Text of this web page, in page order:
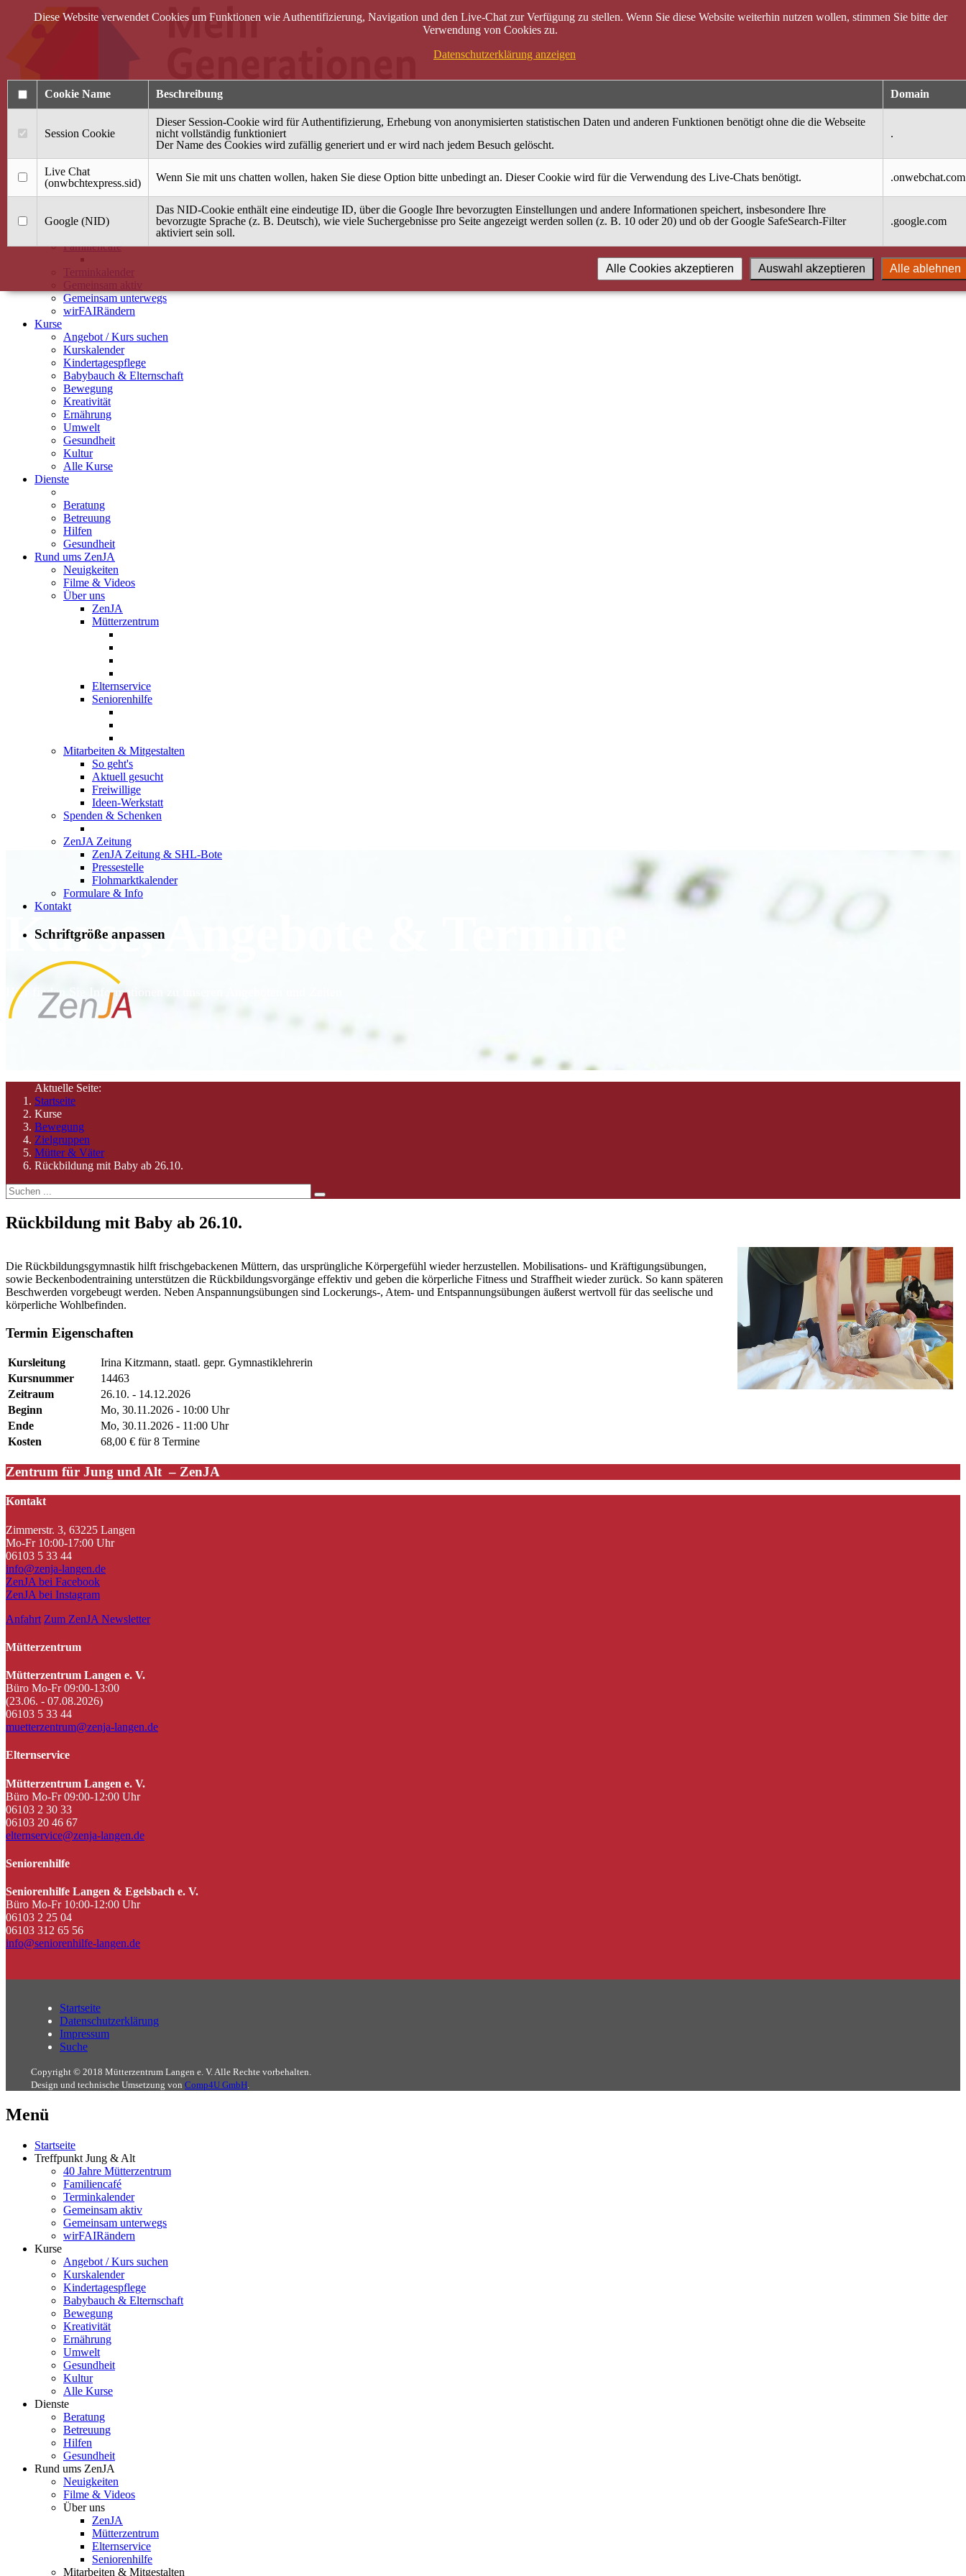
Anmelden
Startseite
Treffpunkt Jung & Alt
40 Jahre Mütterzentrum
Familiencafé
Terminkalender
Gemeinsam aktiv
Gemeinsam unterwegs
wirFAIRändern
Kurse
Angebot / Kurs suchen
Kurskalender
Kindertagespflege
Babybauch & Elternschaft
Bewegung
Kreativität
Ernährung
Umwelt
Gesundheit
Kultur
Alle Kurse
Dienste
Beratung
Betreuung
Hilfen
Gesundheit
Rund ums ZenJA
Neuigkeiten
Filme & Videos
Über uns
ZenJA
Mütterzentrum
Elternservice
Seniorenhilfe
Mitarbeiten & Mitgestalten
So geht's
Aktuell gesucht
Freiwillige
Ideen-Werkstatt
Spenden & Schenken
ZenJA Zeitung
ZenJA Zeitung & SHL-Bote
Pressestelle
Flohmarktkalender
Formulare & Info
Kontakt
Schriftgröße anpassen
Kurse, Angebote & Termine
Hier finden Sie Informationen zu unseren Angeboten und Zeiten
Aktuelle Seite:
Startseite
Kurse
Bewegung
Zielgruppen
Mütter & Väter
Rückbildung mit Baby ab 26.10.
Rückbildung mit Baby ab 26.10.
Die Rückbildungsgymnastik hilft frischgebackenen Müttern, das ursprüngliche Körpergefühl wieder herzustellen. Mobilisations- und Kräftigungsübungen,
sowie Beckenbodentraining unterstützen die Rückbildungsvorgänge effektiv und geben die körperliche Fitness und Straffheit wieder zurück. So kann späteren
Beschwerden vorgebeugt werden. Neben Anspannungsübungen sind Lockerungs-, Atem- und Entspannungsübungen äußerst wertvoll für das seelische und
körperliche Wohlbefinden.
Termin Eigenschaften
Kursleitung
Irina Kitzmann, staatl. gepr. Gymnastiklehrerin
Kursnummer
14463
Zeitraum
26.10. - 14.12.2026
Beginn
Mo, 30.11.2026 - 10:00 Uhr
Ende
Mo, 30.11.2026 - 11:00 Uhr
Kosten
68,00 € für 8 Termine
Zentrum für Jung und Alt – ZenJA
Kontakt
Zimmerstr. 3, 63225 Langen
Mo-Fr 10:00-17:00 Uhr
06103 5 33 44
info@zenja-langen.de
ZenJA bei Facebook
ZenJA bei Instagram
Anfahrt Zum ZenJA Newsletter
Mütterzentrum
Mütterzentrum Langen e. V.
Büro Mo-Fr 09:00-13:00
(23.06. - 07.08.2026)
06103 5 33 44
muetterzentrum@zenja-langen.de
Elternservice
Mütterzentrum Langen e. V.
Büro Mo-Fr 09:00-12:00 Uhr
06103 2 30 33
06103 20 46 67
elternservice@zenja-langen.de
Seniorenhilfe
Seniorenhilfe Langen & Egelsbach e. V.
Büro Mo-Fr 10:00-12:00 Uhr
06103 2 25 04
06103 312 65 56
info@seniorenhilfe-langen.de
Startseite
Datenschutzerklärung
Impressum
Suche
Copyright © 2018 Mütterzentrum Langen e. V. Alle Rechte vorbehalten.
Design und technische Umsetzung von Comp4U GmbH.
Menü
Startseite
Treffpunkt Jung & Alt
40 Jahre Mütterzentrum
Familiencafé
Terminkalender
Gemeinsam aktiv
Gemeinsam unterwegs
wirFAIRändern
Kurse
Angebot / Kurs suchen
Kurskalender
Kindertagespflege
Babybauch & Elternschaft
Bewegung
Kreativität
Ernährung
Umwelt
Gesundheit
Kultur
Alle Kurse
Dienste
Beratung
Betreuung
Hilfen
Gesundheit
Rund ums ZenJA
Neuigkeiten
Filme & Videos
Über uns
ZenJA
Mütterzentrum
Elternservice
Seniorenhilfe
Mitarbeiten & Mitgestalten
Diese Website verwendet Cookies um Funktionen wie Authentifizierung, Navigation und den Live-Chat zur Verfügung zu stellen. Wenn Sie diese Website weiterhin nutzen wollen, stimmen Sie bitte der
Verwendung von Cookies zu.
Datenschutzerklärung anzeigen
Cookie Name Beschreibung Domain
Session Cookie
Dieser Session-Cookie wird für Authentifizierung, Erhebung von anonymisierten statistischen Daten und anderen Funktionen benötigt ohne die die Webseite
nicht vollständig funktioniert
Der Name des Cookies wird zufällig generiert und er wird nach jedem Besuch gelöscht.
.
Live Chat
(onwbchtexpress.sid)
Wenn Sie mit uns chatten wollen, haken Sie diese Option bitte unbedingt an. Dieser Cookie wird für die Verwendung des Live-Chats benötigt. .onwebchat.com
Google (NID)
Das NID-Cookie enthält eine eindeutige ID, über die Google Ihre bevorzugten Einstellungen und andere Informationen speichert, insbesondere Ihre
bevorzugte Sprache (z. B. Deutsch), wie viele Suchergebnisse pro Seite angezeigt werden sollen (z. B. 10 oder 20) und ob der Google SafeSearch-Filter
aktiviert sein soll.
.google.com
Alle ablehnen
Auswahl akzeptieren
Alle Cookies akzeptieren